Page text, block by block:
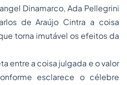
Dinamarco, Ada Pellegrini
de Araújo Cintra a coisa
torna imutável os efeitos da
entre a coisa julgada e o valor
esclarece o célebre